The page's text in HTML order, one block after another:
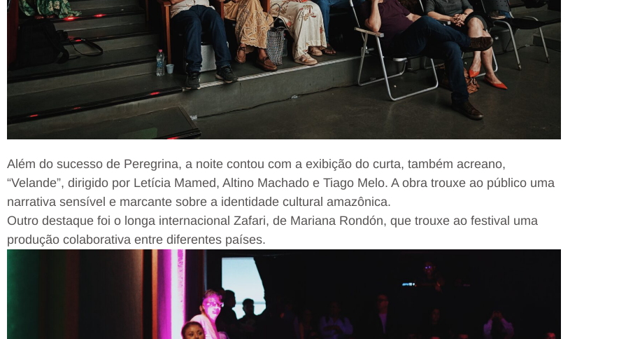
Além do sucesso de Peregrina, a noite contou com a exibição do curta, também acreano,
“Velande”, dirigido por Letícia Mamed, Altino Machado e Tiago Melo. A obra trouxe ao público uma
narrativa sensível e marcante sobre a identidade cultural amazônica.
Outro destaque foi o longa internacional Zafari, de Mariana Rondón, que trouxe ao festival uma
produção colaborativa entre diferentes países.